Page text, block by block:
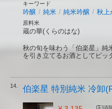
キーワード
吟醸 / 純米 / 純米吟醸 / 秋上
原料米
蔵の華(くらのはな)
秋の旬を味わう「伯楽星」純
を引き立てるお酒としてピッ
14. 伯楽星 特別純米 冷卸